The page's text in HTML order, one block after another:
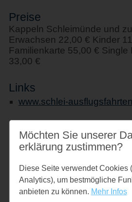
Preise
Kappeln Schleimünde und
Erwachsen 22,00 € Kinder
Familienkarte 55,00 € Single
33,00 €
Links
www.schlei-
Veranstaltungsort
Schiff " Stadt Kappeln"
Am Hafen 1
24376 Kappeln
Möchten Sie unserer
erklärung zustimmen?
Diese Seite verwendet Cookies
Analytics), um bestmögliche
anbieten zu können. Mehr Infos